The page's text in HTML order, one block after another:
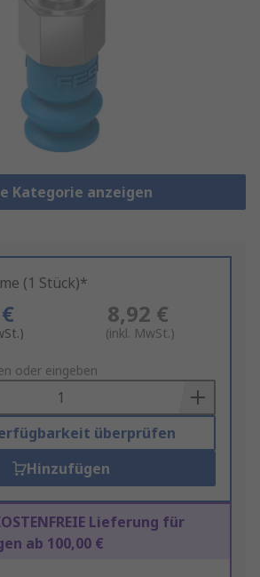
Kategorie anzeigen
(1 Stück)*
8,92 €
(inkl. MwSt.)
oder eingeben
überprüfen
Hinzufügen
Lieferung für
ab 100,00 €